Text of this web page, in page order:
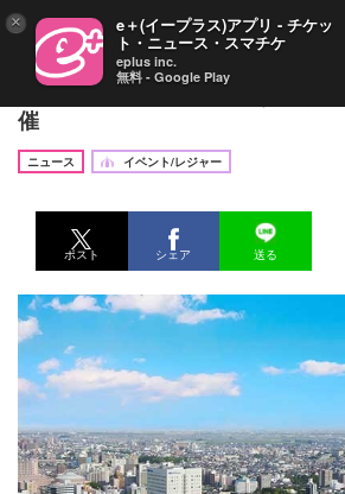
新しい東北を創る！「とうほく回
催
ニュース
イベント/レジャー
ポスト シェア 送る
× e＋(イープラス)アプリ - チケッ
ト・ニュース・スマチケ
eplus inc.
無料 - Google Play